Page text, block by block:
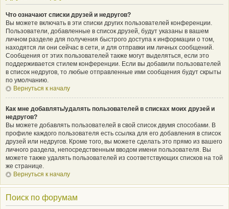
Что означают списки друзей и недругов?
Вы можете включать в эти списки других пользователей конференции.
Пользователи, добавленные в список друзей, будут указаны в вашем
личном разделе для получения быстрого доступа к информации о том,
находятся ли они сейчас в сети, и для отправки им личных сообщений.
Сообщения от этих пользователей также могут выделяться, если это
поддерживается стилем конференции. Если вы добавили пользователей
в список недругов, то любые отправленные ими сообщения будут скрыты
по умолчанию.
Вернуться к началу
Как мне добавлять/удалять пользователей в списках моих друзей и
недругов?
Вы можете добавлять пользователей в свой список двумя способами. В
профиле каждого пользователя есть ссылка для его добавления в список
друзей или недругов. Кроме того, вы можете сделать это прямо из вашего
личного раздела, непосредственным вводом имени пользователя. Вы
можете также удалять пользователей из соответствующих списков на той
же странице.
Вернуться к началу
Поиск по форумам